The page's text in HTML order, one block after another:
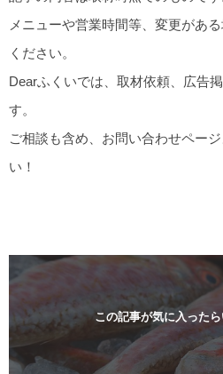
メニューや営業時間等、変更があ
ください。
Dearふくいでは、取材依頼、広告
す。
ご相談も含め、お問い合わせペー
い！
この記事が気に入った